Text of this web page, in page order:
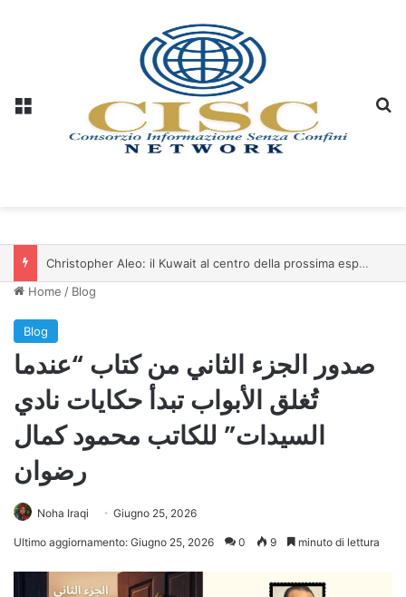
Christopher Aleo: il Kuwait al centro della prossima espansione di iSwiss Pay nel Golfo
Home / Blog
Blog
صدور الجزء الثاني من كتاب “عندما
تُغلق الأبواب تبدأ حكايات نادي
السيدات” للكاتب محمود كمال
رضوان
Noha Iraqi Giugno 25, 2026
Ultimo aggiornamento: Giugno 25, 2026 0 9 minuto di lettura